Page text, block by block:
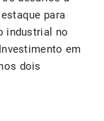
para
industrial no
em
dois